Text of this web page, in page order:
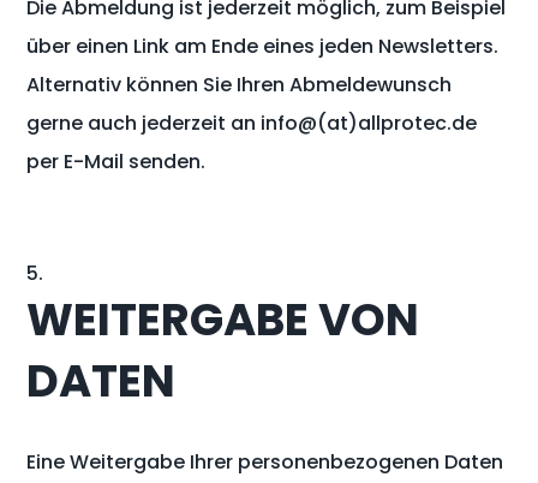
Die Abmeldung ist jederzeit möglich, zum Beispiel
über einen Link am Ende eines jeden Newsletters.
Alternativ können Sie Ihren Abmeldewunsch
gerne auch jederzeit an info@(at)allprotec.de
per E-Mail senden.
WEITERGABE VON
DATEN
Eine Weitergabe Ihrer personenbezogenen Daten